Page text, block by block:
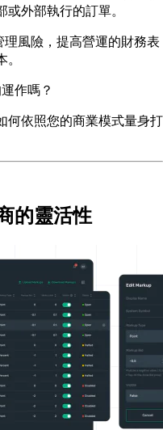
外部執行的訂單。
風險，提高營運的財務表
作嗎？
何依照您的商業模式量身打
的靈活性